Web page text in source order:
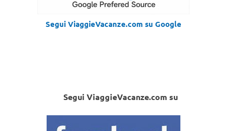
Segui ViaggieVacanze.com su Google
Segui ViaggieVacanze.com su